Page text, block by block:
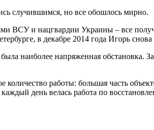
случившимся, но все обошлось мирно.
ВСУ и нацгвардии Украины – все
в декабре 2014 года Игорь
наиболее напряженная обстановка.
работы: большая часть
день велась работа по